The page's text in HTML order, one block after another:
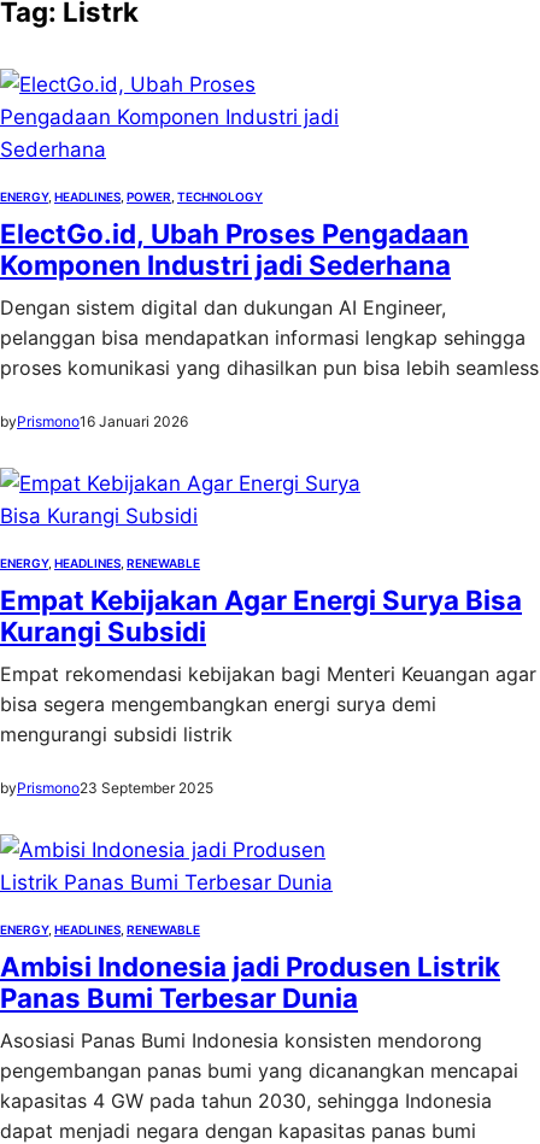
Tag: Listrk
ENERGY, HEADLINES POWER TECHNOLOGY
ElectGo.id, Ubah Proses Pengadaan
Komponen Industri jadi Sederhana
Dengan sistem digital dan dukungan AI Engineer,
pelanggan bisa mendapatkan informasi lengkap sehingga
proses komunikasi yang dihasilkan pun bisa lebih seamless
byPrismono16 Januari 2026
ENERGY, HEADLINES RENEWABLE
Empat Kebijakan Agar Energi Surya Bisa
Kurangi Subsidi
Empat rekomendasi kebijakan bagi Menteri Keuangan agar
bisa segera mengembangkan energi surya demi
mengurangi subsidi listrik
byPrismono23 September 2025
ENERGY, HEADLINES RENEWABLE
Ambisi Indonesia jadi Produsen Listrik
Panas Bumi Terbesar Dunia
Asosiasi Panas Bumi Indonesia konsisten mendorong
pengembangan panas bumi yang dicanangkan mencapai
kapasitas 4 GW pada tahun 2030, sehingga Indonesia
dapat menjadi negara dengan kapasitas panas bumi